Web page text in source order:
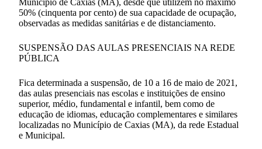
50% (cinquenta por cento) de sua capacidade de ocupação,
observadas as medidas sanitárias e de distanciamento.
SUSPENSÃO DAS AULAS PRESENCIAIS NA REDE
PÚBLICA
Fica determinada a suspensão, de 10 a 16 de maio de 2021,
das aulas presenciais nas escolas e instituições de ensino
superior, médio, fundamental e infantil, bem como de
educação de idiomas, educação complementares e similares
localizadas no Município de Caxias (MA), da rede Estadual
e Municipal.